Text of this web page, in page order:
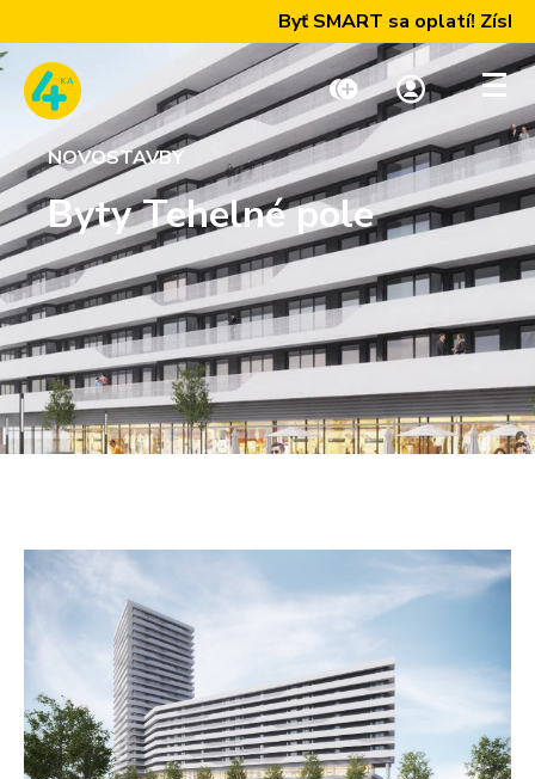
Dobiť kredit Moja zóna
Paušály
Internet a TV
Telefóny a zariadenia
Pre Firmy
Byť SMART sa oplatí!
NOVOSTAVBY
Byty Tehelné pole